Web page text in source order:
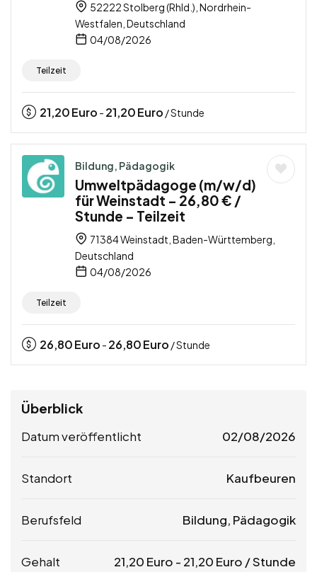
52222 Stolberg (Rhld.), Nordrhein-
Westfalen, Deutschland
04/08/2026
Teilzeit
21,20Euro - 21,20Euro / Stunde
Bildung, Pädagogik
Umweltpädagoge (m/w/d)
für Weinstadt – 26,80 € /
Stunde – Teilzeit
71384 Weinstadt, Baden-Württemberg,
Deutschland
04/08/2026
Teilzeit
26,80Euro - 26,80Euro / Stunde
Überblick
Datum veröffentlicht 02/08/2026
Standort Kaufbeuren
Berufsfeld Bildung, Pädagogik
Gehalt 21,20 Euro - 21,20 Euro / Stunde